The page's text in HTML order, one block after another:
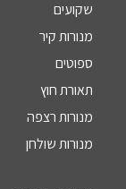
שקועים
מנורות קיר
ספוטים
תאורת חוץ
מנורות רצפה
מנורות שולחן